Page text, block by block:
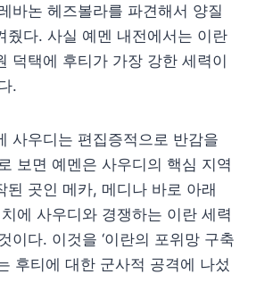
바논 헤즈볼라를 파견해서 양질
줬다. 사실 예멘 내전에서는 이란
덕택에 후티가 가장 강한 세력이
.
사우디는 편집증적으로 반감을
보면 예멘은 사우디의 핵심 지역
된 곳인 메카, 메디나 바로 아래
에 사우디와 경쟁하는 이란 세력
이다. 이것을 ‘이란의 포위망 구축
후티에 대한 군사적 공격에 나섰